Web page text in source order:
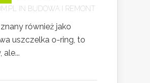
IN BUDOWA I REMONT
również jako
uszczelka o-ring, to
ale...